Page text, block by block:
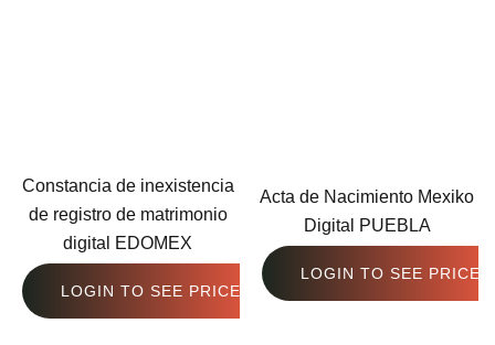
Constancia de inexistencia
de registro de matrimonio
digital EDOMEX
LOGIN TO SEE PRICE
Acta de Nacimiento Mexiko
Digital PUEBLA
LOGIN TO SEE PRICE